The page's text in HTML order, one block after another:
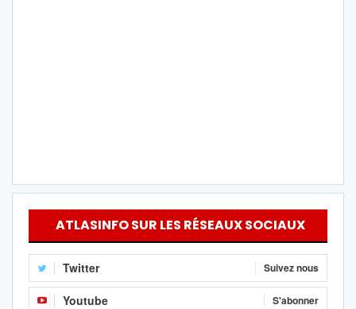
ATLASINFO SUR LES RÉSEAUX SOCIAUX
Twitter Suivez nous
Youtube S'abonner